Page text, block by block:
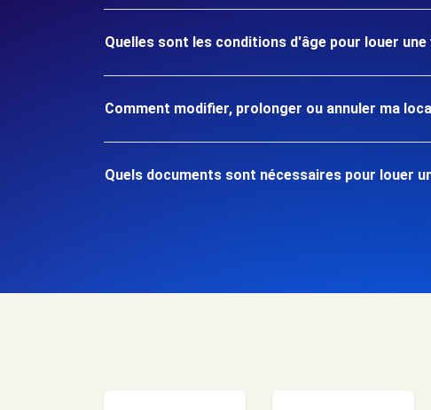
Quelles sont les conditions d'âge pour louer
Comment modifier, prolonger ou annuler ma
Quels documents sont nécessaires pour louer